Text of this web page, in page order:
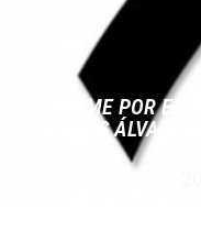
PÉSAME POR EL
SANTOS